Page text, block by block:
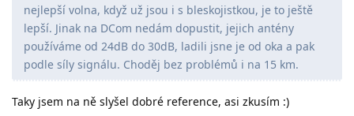
nejlepší volna, když už jsou i s bleskojistkou, je to ještě
lepší. Jinak na DCom nedám dopustit, jejich antény
používáme od 24dB do 30dB, ladili jsne je od oka a pak
podle síly signálu. Choděj bez problémů i na 15 km.
Taky jsem na ně slyšel dobré reference, asi zkusím :)